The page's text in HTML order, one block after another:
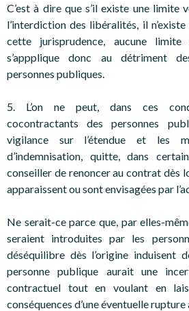
C’est à dire que s’il existe une limite
l’interdiction des libéralités, il
cette jurisprudence, aucune
s’appplique donc au détriment
personnes publiques.
5. L’on ne peut, dans ces
cocontractants des personnes
vigilance sur l’étendue et les
d’indemnisation, quitte, dans
conseiller de renoncer au contrat dès
apparaissent ou sont envisagées par
Ne serait-ce parce que, par elles-
seraient introduites par les
déséquilibre dès l’origine induisent
personne publique aurait une
contractuel tout en voulant en
conséquences d’une éventuelle